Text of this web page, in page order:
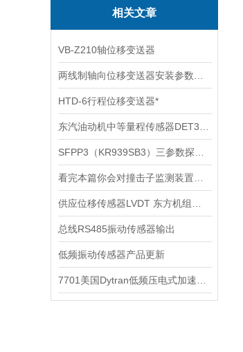
相关文章
VB-Z210轴位移变送器
HTD-6行程位移变送器*
总线RS485振动传感器输出
低频振动传感器产品更新